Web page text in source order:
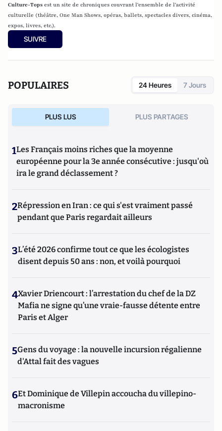
Culture-Tops est un site de chroniques couvrant l'ensemble de l'activité
culturelle (théâtre, One Man Shows, opéras, ballets, spectacles divers, cinéma,
expos, livres, etc.).
SUIVRE
POPULAIRES 24 Heures 7 Jours
PLUS LUS PLUS PARTAGES
1Les Français moins riches que la moyenne
européenne pour la 3e année consécutive : jusqu'où
ira le grand déclassement ?
2Répression en Iran : ce qui s'est vraiment passé
pendant que Paris regardait ailleurs
3L’été 2026 confirme tout ce que les écologistes
disent depuis 50 ans : non, et voilà pourquoi
4Xavier Driencourt : l’arrestation du chef de la DZ
Mafia ne signe qu’une vraie-fausse détente entre
Paris et Alger
5Gens du voyage : la nouvelle incursion régalienne
d'Attal fait des vagues
6Et Dominique de Villepin accoucha du villepino-
macronisme